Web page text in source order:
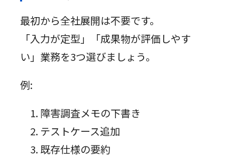
最初から全社展開は不要です。
「入力が定型」「成果物が評価しやす
い」業務を3つ選びましょう。
例:
障害調査メモの下書き
テストケース追加
既存仕様の要約